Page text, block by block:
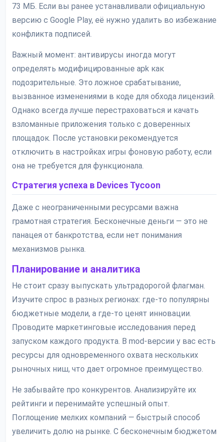
73 МБ. Если вы ранее устанавливали официальную
версию с Google Play, её нужно удалить во избежание
конфликта подписей.
Важный момент: антивирусы иногда могут
определять модифицированные apk как
подозрительные. Это ложное срабатывание,
вызванное изменениями в коде для обхода лицензий.
Однако всегда лучше перестраховаться и качать
взломанные приложения только с доверенных
площадок. После установки рекомендуется
отключить в настройках игры фоновую работу, если
она не требуется для функционала.
Стратегия успеха в Devices Tycoon
Даже с неограниченными ресурсами важна
грамотная стратегия. Бесконечные деньги — это не
панацея от банкротства, если нет понимания
механизмов рынка.
Планирование и аналитика
Не стоит сразу выпускать ультрадорогой флагман.
Изучите спрос в разных регионах: где-то популярны
бюджетные модели, а где-то ценят инновации.
Проводите маркетинговые исследования перед
запуском каждого продукта. В mod-версии у вас есть
ресурсы для одновременного охвата нескольких
рыночных ниш, что дает огромное преимущество.
Не забывайте про конкурентов. Анализируйте их
рейтинги и перенимайте успешный опыт.
Поглощение мелких компаний — быстрый способ
увеличить долю на рынке. С бесконечным бюджетом